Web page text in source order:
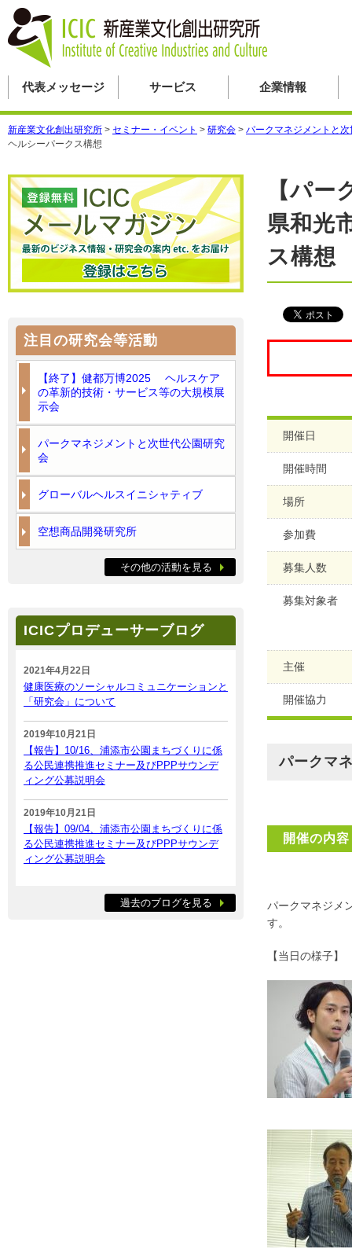
代表メッセージ サービス 企業情報
新産業文化創出研究所 > セミナー・イベント > 研究会 > パークマネジメントと
ヘルシーパークス構想
【パ
県和光
ス構想
開催日
開催時間
場所
参加費
募集人数
募集対象者
主催
開催協力
パークマ
開催の内容
パークマネジメ
す。
【当日の様子】
注目の研究会等活動
【終了】健都万博2025 ヘルスケア
の革新的技術・サービス等の大規模展
示会
パークマネジメントと次世代公園研究
会
グローバルヘルスイニシャティブ
空想商品開発研究所
その他の活動を見る
ICICプロデューサーブログ
2021年4月22日
健康医療のソーシャルコミュニケーションと
「研究会」について
2019年10月21日
【報告】10/16、浦添市公園まちづくりに係
る公民連携推進セミナー及びPPPサウンデ
ィング公募説明会
2019年10月21日
【報告】09/04、浦添市公園まちづくりに係
る公民連携推進セミナー及びPPPサウンデ
ィング公募説明会
過去のブログを見る